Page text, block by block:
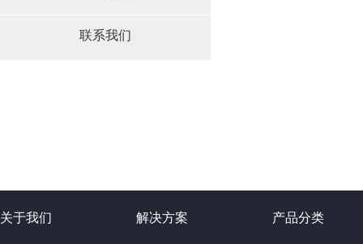
联系我们
关于我们 解决方案 产品分类